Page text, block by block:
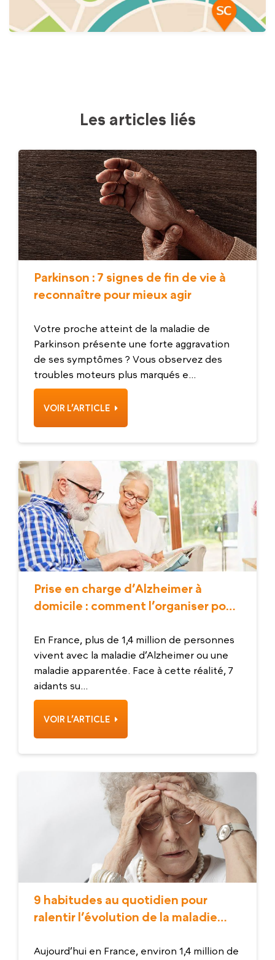
Les articles liés
Parkinson : 7 signes de fin de vie à
reconnaître pour mieux agir
Votre proche atteint de la maladie de
Parkinson présente une forte aggravation
de ses symptômes ? Vous observez des
troubles moteurs plus marqués e...
VOIR L’ARTICLE
Prise en charge d’Alzheimer à
domicile : comment l’organiser pour
En France, plus de 1,4 million de personnes
vivent avec la maladie d’Alzheimer ou une
maladie apparentée. Face à cette réalité, 7
aidants su...
VOIR L’ARTICLE
9 habitudes au quotidien pour
ralentir l’évolution de la maladie
Aujourd’hui en France, environ 1,4 million de